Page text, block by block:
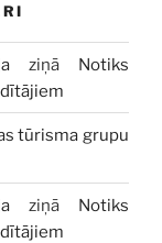
ziņā Notiks
tūrisma grupu
ziņā Notiks